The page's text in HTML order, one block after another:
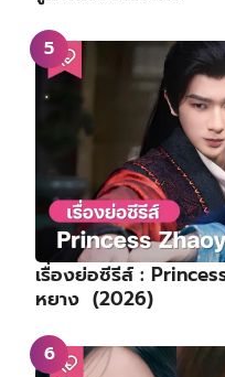
เรื่องย่อซีรีส์ :
หยาง (2026)